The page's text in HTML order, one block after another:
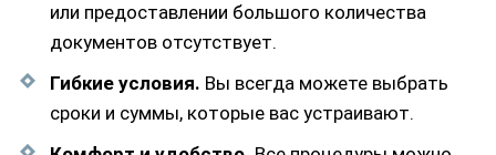
или предоставлении большого количества
документов отсутствует.
Гибкие условия. Вы всегда можете выбрать
сроки и суммы, которые вас устраивают.